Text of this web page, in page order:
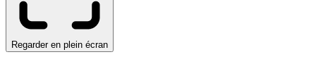
Regarder en plein écran